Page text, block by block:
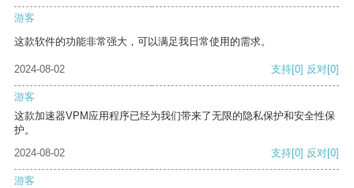
游客
这款软件的功能非常强大，可以满足我日常使用的需求。
2024-08-02 支持[0] 反对[0]
游客
这款加速器VPM应用程序已经为我们带来了无限的隐私保护和安全性保
护。
2024-08-02
支持[0] 反对[0]
游客